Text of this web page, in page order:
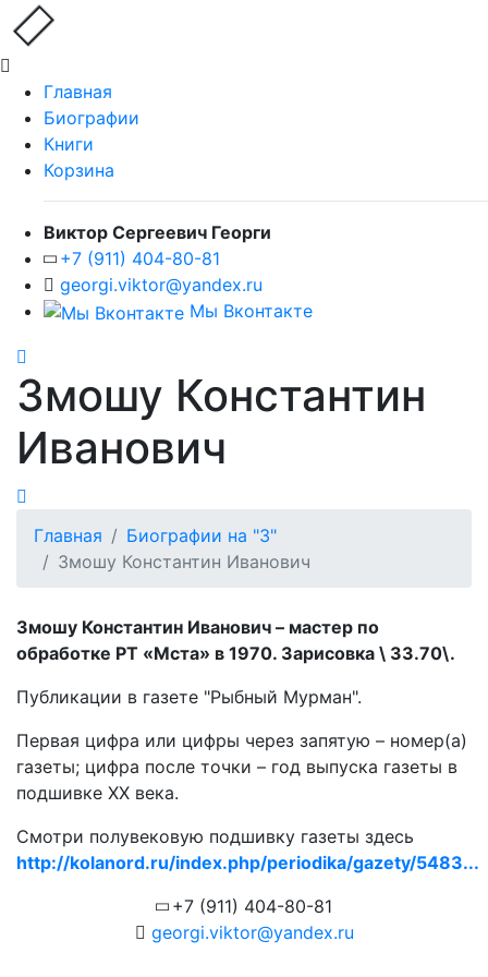
Главная
Биографии
Книги
Корзина
Виктор Сергеевич Георги
+7 (911) 404-80-81
georgi.viktor@yandex.ru
Мы Вконтакте
Змошу Константин
Иванович
Главная
Биографии на "З"
Змошу Константин Иванович
Змошу Константин Иванович – мастер по
обработке РТ «Мста» в 1970. Зарисовка \ 33.70\.
Публикации в газете "Рыбный Мурман".
Первая цифра или цифры через запятую – номер(а)
газеты; цифра после точки – год выпуска газеты в
подшивке ХХ века.
Смотри полувековую подшивку газеты здесь
http://kolanord.ru/index.php/periodika/gazety/5483...
+7 (911) 404-80-81
georgi.viktor@yandex.ru